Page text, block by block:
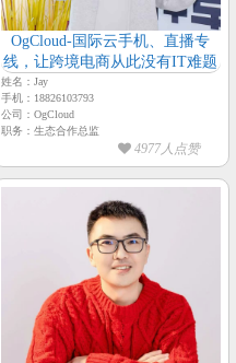
OgCloud-国际云手机、直播专
线，让跨境电商从此没有IT难题
姓名：Jay
手机：18826103793
公司：OgCloud
职务：生态合作总监
4977人点赞